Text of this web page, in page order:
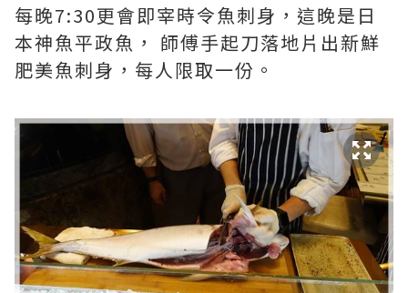
每晚7:30更會即宰時令魚刺身，這晚是日
本神魚平政魚， 師傅手起刀落地片出新鮮
肥美魚刺身，每人限取一份。